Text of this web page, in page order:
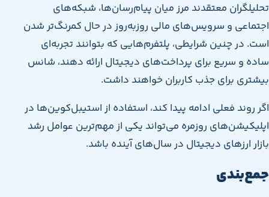
تحلیلگران معتقدند مرز میان پیام‌رسان‌ها، شبکه‌های
اجتماعی و سرویس‌های مالی روزبه‌روز در حال کمرنگ‌تر شدن
است. در چنین شرایطی، پلتفرم‌هایی که بتوانند تجربه‌ای
ساده و سریع برای پرداخت‌های دیجیتال ارائه دهند، شانس
بیشتری برای جذب کاربران خواهند داشت.
اگر روند فعلی ادامه پیدا کند، استفاده از استیبل‌کوین‌ها در
اپلیکیشن‌های روزمره می‌تواند یکی از مهم‌ترین عوامل رشد
بازار ارزهای دیجیتال در سال‌های آینده باشد.
جمع‌بندی